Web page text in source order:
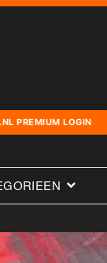
PREMIUM LOGIN